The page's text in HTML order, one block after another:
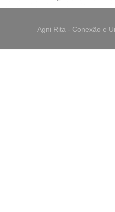
Agni Rita - Conexão e